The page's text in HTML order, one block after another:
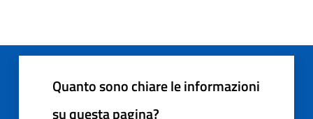
Quanto sono chiare le informazioni
su questa pagina?